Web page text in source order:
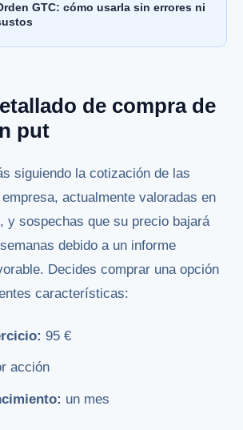
GTC: cómo usarla sin errores ni
de compra de
put
siguiendo la cotización de las
actualmente valoradas en
, y sospechas que su precio bajará
debido a un informe
Decides comprar una opción
características:
95 €
acción
un mes